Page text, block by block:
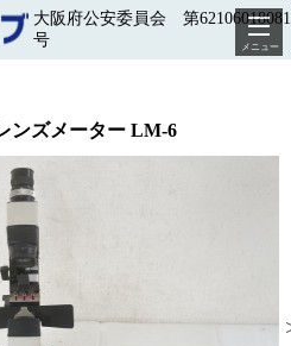
大阪府公安委員会 第
号
メニュー
ンズメーター LM-6